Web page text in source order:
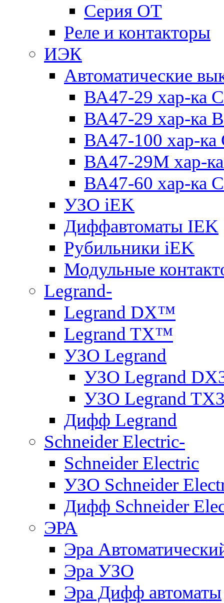
Серия ОТ
Реле и контакторы
ИЭК
Автоматические
ВА47-29 хар-ка C
ВА47-29 хар-ка B
ВА47-100 хар-ка
ВА47-29M хар-
ВА47-60 хар-ка C
УЗО iEK
Диффавтоматы IEK
Рубильники iEK
Модульные
Legrand-
Legrand DX™
Legrand TX™
УЗО Legrand
УЗО Legrand
УЗО Legrand
Дифф Legrand
Schneider Electric-
Schneider Electric
УЗО Schneider
Дифф Schneider
ЭРА
Эра
Эра УЗО
Эра Дифф автоматы